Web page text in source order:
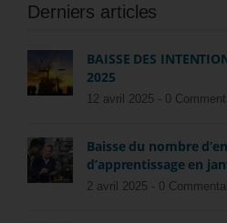
Derniers articles
BAISSE DES
2025
12 avril 2025 - 0
Baisse du nombre
d’apprentissage en
2 avril 2025 - 0